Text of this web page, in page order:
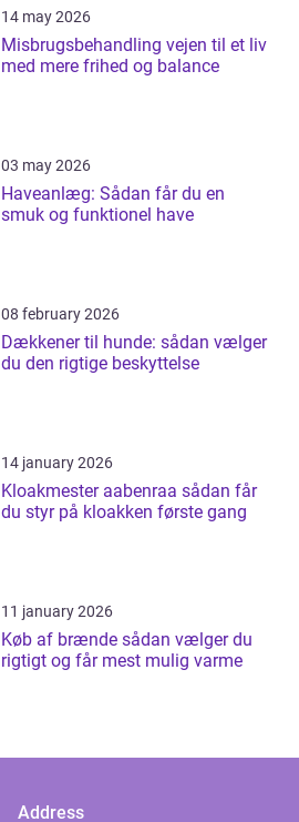
14 may 2026
Misbrugsbehandling vejen til et liv
med mere frihed og balance
03 may 2026
Haveanlæg: Sådan får du en
smuk og funktionel have
08 february 2026
Dækkener til hunde: sådan vælger
du den rigtige beskyttelse
14 january 2026
Kloakmester aabenraa sådan får
du styr på kloakken første gang
11 january 2026
Køb af brænde sådan vælger du
rigtigt og får mest mulig varme
Address